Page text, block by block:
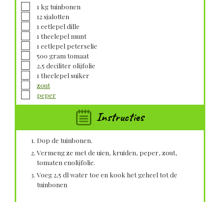
▢1 kgtuinbonen
▢
12 sjalotten
▢1 eetlepel dille
▢1 theelepel munt
▢1 eetlepel peterselie
▢
500 gram tomaat
▢
2,5 deciliter olijfolie
▢1 theelepel suiker
▢
zout
▢
peper
Instructies
Dop de tuinbonen.
Vermeng ze met de uien, kruiden, peper, zout,
tomaten enolijfolie.
Voeg 2,5 dl water toe en kook het geheel tot de
tuinbonen